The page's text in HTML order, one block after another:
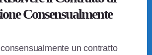
Consensualmente
un contratto